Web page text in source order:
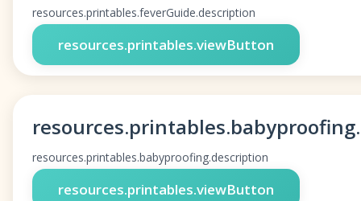
resources.printables.feverGuide.description
resources.printables.viewButton
resources.printables.babyproofing.description
resources.printables.viewButton